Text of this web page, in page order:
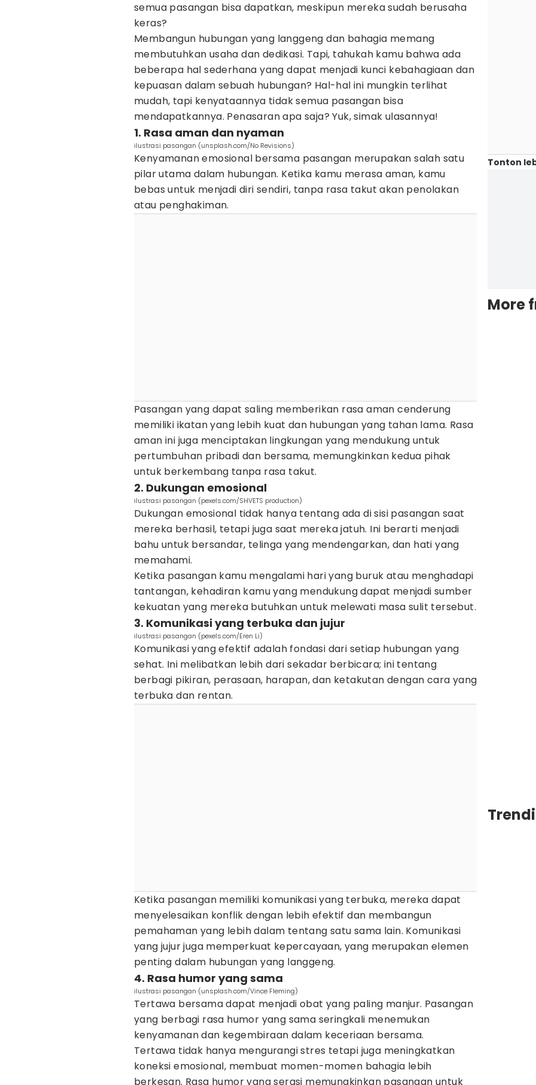
semua pasangan bisa dapatkan, meskipun mereka sudah berusaha
keras?
Membangun hubungan yang langgeng dan bahagia memang
membutuhkan usaha dan dedikasi. Tapi, tahukah kamu bahwa ada
beberapa hal sederhana yang dapat menjadi kunci kebahagiaan dan
kepuasan dalam sebuah hubungan? Hal-hal ini mungkin terlihat
mudah, tapi kenyataannya tidak semua pasangan bisa
mendapatkannya. Penasaran apa saja? Yuk, simak ulasannya!
1. Rasa aman dan nyaman
ilustrasi pasangan (unsplash.com/No Revisions)
Kenyamanan emosional bersama pasangan merupakan salah satu
pilar utama dalam hubungan. Ketika kamu merasa aman, kamu
bebas untuk menjadi diri sendiri, tanpa rasa takut akan penolakan
atau penghakiman.
Pasangan yang dapat saling memberikan rasa aman cenderung
memiliki ikatan yang lebih kuat dan hubungan yang tahan lama. Rasa
aman ini juga menciptakan lingkungan yang mendukung untuk
pertumbuhan pribadi dan bersama, memungkinkan kedua pihak
untuk berkembang tanpa rasa takut.
2. Dukungan emosional
ilustrasi pasangan (pexels.com/SHVETS production)
Dukungan emosional tidak hanya tentang ada di sisi pasangan saat
mereka berhasil, tetapi juga saat mereka jatuh. Ini berarti menjadi
bahu untuk bersandar, telinga yang mendengarkan, dan hati yang
memahami.
Ketika pasangan kamu mengalami hari yang buruk atau menghadapi
tantangan, kehadiran kamu yang mendukung dapat menjadi sumber
kekuatan yang mereka butuhkan untuk melewati masa sulit tersebut.
3. Komunikasi yang terbuka dan jujur
ilustrasi pasangan (pexels.com/Eren Li)
Komunikasi yang efektif adalah fondasi dari setiap hubungan yang
sehat. Ini melibatkan lebih dari sekadar berbicara; ini tentang
berbagi pikiran, perasaan, harapan, dan ketakutan dengan cara yang
terbuka dan rentan.
Ketika pasangan memiliki komunikasi yang terbuka, mereka dapat
menyelesaikan konflik dengan lebih efektif dan membangun
pemahaman yang lebih dalam tentang satu sama lain. Komunikasi
yang jujur juga memperkuat kepercayaan, yang merupakan elemen
penting dalam hubungan yang langgeng.
4. Rasa humor yang sama
ilustrasi pasangan (unsplash.com/Vince Fleming)
Tertawa bersama dapat menjadi obat yang paling manjur. Pasangan
yang berbagi rasa humor yang sama seringkali menemukan
kenyamanan dan kegembiraan dalam keceriaan bersama.
Tertawa tidak hanya mengurangi stres tetapi juga meningkatkan
koneksi emosional, membuat momen-momen bahagia lebih
berkesan. Rasa humor yang serasi memungkinkan pasangan untuk
Tonton
More